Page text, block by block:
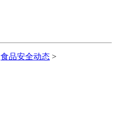
食品安全动态 >